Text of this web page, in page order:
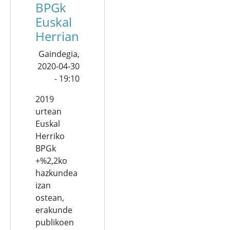
BPGk
Euskal
Herrian
Gaindegia,
2020-04-30
- 19:10
2019
urtean
Euskal
Herriko
BPGk
+%2,2ko
hazkundea
izan
ostean,
erakunde
publikoen